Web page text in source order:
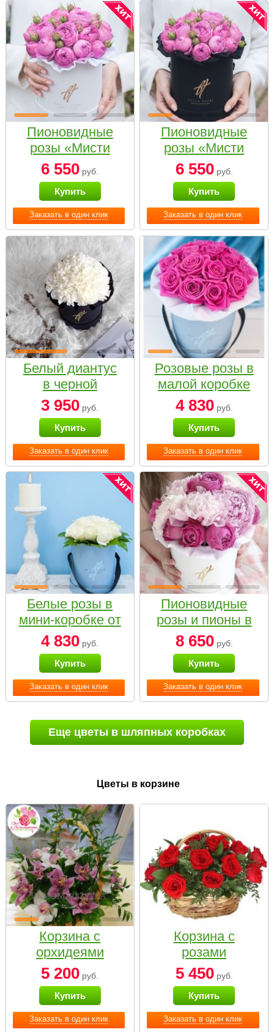
Заказать в один клик
Пионовидные
розы «Мисти
бабблс» в белой
коробке Small
6 550 руб.
Купить
Заказать в один клик
Пионовидные
розы «Мисти
бабблс» в
черной коробке
Small
6 550руб.
Купить
Заказать в один клик
Белый диантус
в черной
коробке Small
3 950 руб.
Купить
Заказать в один клик
Розовые розы в
малой коробке
4 830руб.
Купить
Заказать в один клик
Белые розы в
мини-коробке от
Bella Fiori
4 830 руб.
Купить
Заказать в один клик
Пионовидные
розы и пионы в
белой коробке
Small
8 650руб.
Купить
Еще цветы в шляпных коробках
Цветы в корзине
Заказать в один клик
Корзина с
орхидеями
малая
5 200 руб.
Купить
Заказать в один клик
Корзина с
розами
«Красный
Париж»
5 450руб.
Купить